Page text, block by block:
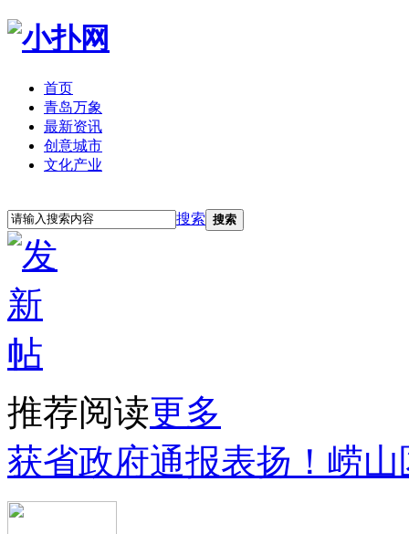
首页
青岛万象
最新资讯
创意城市
文化产业
搜索 搜索
推荐阅读更多
获省政府通报表扬！崂